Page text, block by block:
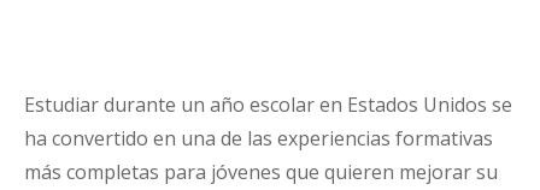
Estudiar durante un año escolar en Estados Unidos se
ha convertido en una de las experiencias formativas
más completas para jóvenes que quieren mejorar su